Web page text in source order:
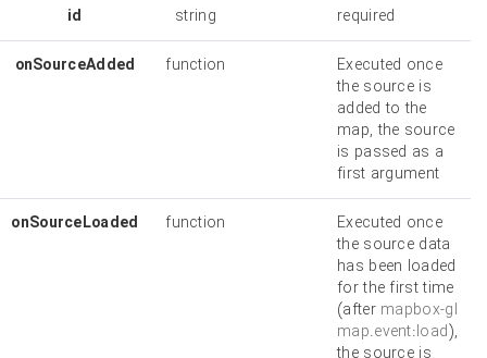
required
string
id
Executed once
the source is
added to the
map, the source
is passed as a
first argument
function
onSourceAdded
Executed once
the source data
has been loaded
for the first time
(aftermapbox-gl
map.event:load),
function
onSourceLoaded